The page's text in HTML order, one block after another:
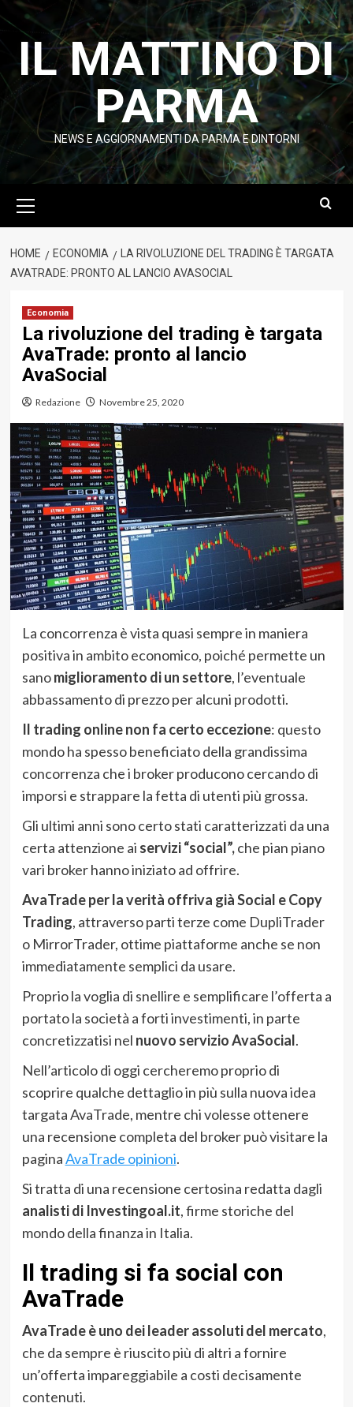
contenuto
IL MATTINO DI
PARMA
NEWS E AGGIORNAMENTI DA PARMA E DINTORNI
principale
HOME ECONOMIA
LA RIVOLUZIONE DEL TRADING È TARGATA
AVATRADE: PRONTO AL LANCIO AVASOCIAL
Economia
La rivoluzione del trading è targata
AvaTrade: pronto al lancio
AvaSocial
Redazione Novembre 25, 2020
La concorrenza è vista quasi sempre in maniera
positiva in ambito economico, poiché permette un
sanomiglioramento di un settore, l’eventuale
abbassamento di prezzo per alcuni prodotti.
Il trading online non fa certo eccezione: questo
mondo ha spesso beneficiato della grandissima
concorrenza che i broker producono cercando di
imporsi e strappare la fetta di utenti più grossa.
Gli ultimi anni sono certo stati caratterizzati da una
certa attenzione ai servizi “social”,che pian piano
vari broker hanno iniziato ad offrire.
AvaTrade per la verità offriva già Social e Copy
Trading, attraverso parti terze come DupliTrader
o MirrorTrader, ottime piattaforme anche se non
immediatamente semplici da usare.
Proprio la voglia di snellire e semplificare l’offerta a
portato la società a forti investimenti, in parte
concretizzatisi nel nuovo servizio AvaSocial.
Nell’articolo di oggi cercheremo proprio di
scoprire qualche dettaglio in più sulla nuova idea
targata AvaTrade, mentre chi volesse ottenere
una recensione completa del broker può visitare la
paginaAvaTrade opinioni.
Si tratta di una recensione certosina redatta dagli
analisti di Investingoal.it, firme storiche del
mondo della finanza in Italia.
Il trading si fa social con
AvaTrade
AvaTrade è uno dei leader assoluti del mercato,
che da sempre è riuscito più di altri a fornire
un’offerta impareggiabile a costi decisamente
contenuti.